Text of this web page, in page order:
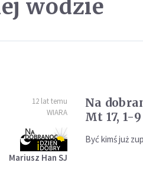
wodzie
12 lat temu
WIARA
Mariusz Han SJ
Na
Mt 17, 1-9
Być kimś już